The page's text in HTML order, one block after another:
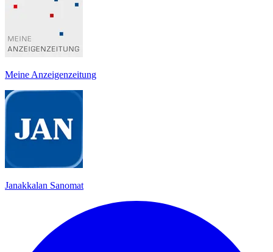
Meine Anzeigenzeitung
Janakkalan Sanomat